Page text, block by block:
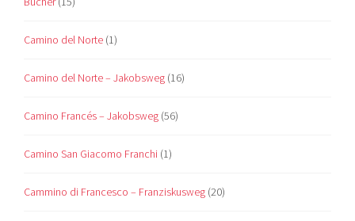
Camino del Norte (1)
Camino del Norte – Jakobsweg (16)
Camino Francés – Jakobsweg (56)
Camino San Giacomo Franchi (1)
Cammino di Francesco – Franziskusweg (20)